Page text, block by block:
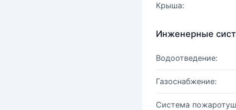
Крыша:
Инженерные
Водоотведение:
Газоснабжение:
Система